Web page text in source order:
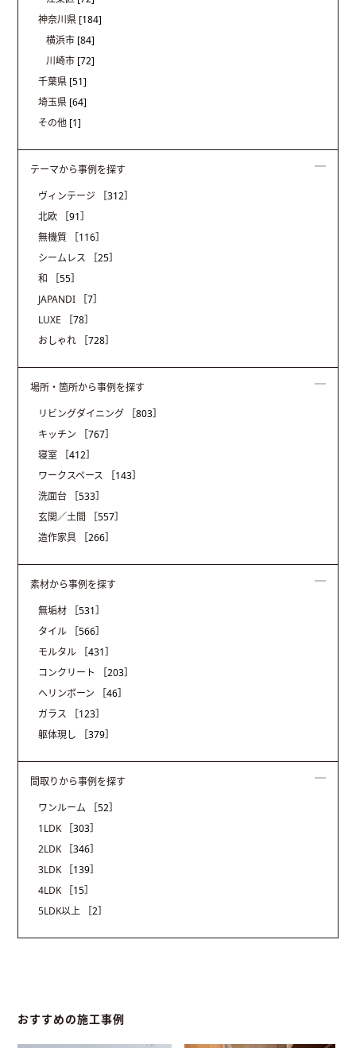
神奈川県 [184]
横浜市 [84]
川崎市 [72]
千葉県 [51]
埼玉県 [64]
その他 [1]
テーマから事例を探す
ヴィンテージ
［312］
北欧
［91］
無機質
［116］
シームレス
［25］
和
［55］
JAPANDI
［7］
LUXE
［78］
おしゃれ
［728］
場所・箇所から事例を探す
リビングダイニング
［803］
キッチン
［767］
寝室
［412］
ワークスペース
［143］
洗面台
［533］
玄関／土間
［557］
造作家具
［266］
素材から事例を探す
無垢材
［531］
タイル
［566］
モルタル
［431］
コンクリート
［203］
ヘリンボーン
［46］
ガラス
［123］
躯体現し
［379］
間取りから事例を探す
ワンルーム
［52］
1LDK
［303］
2LDK
［346］
3LDK
［139］
4LDK
［15］
5LDK以上
［2］
おすすめの施工事例